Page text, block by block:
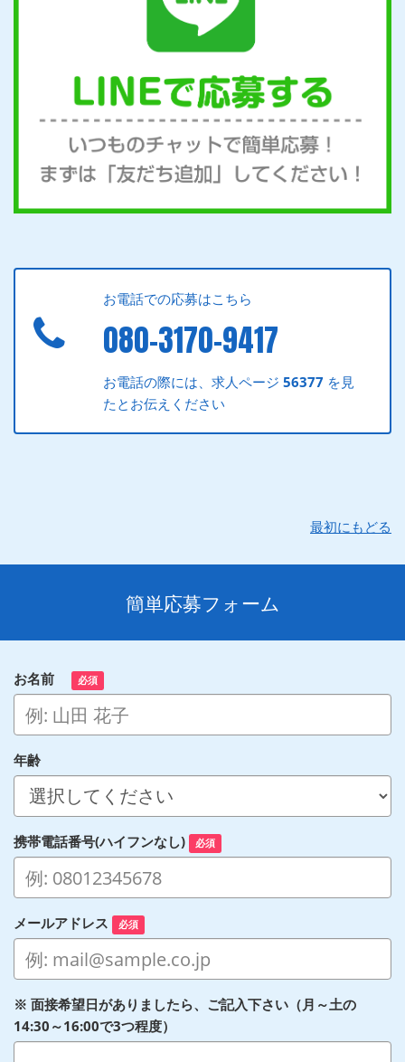
お電話での応募はこちら
080-3170-9417
お電話の際には、求人ページ56377 を見
たとお伝えください
最初にもどる
簡単応募フォーム
お名前 必須
年齢
携帯電話番号(ハイフンなし) 必須
メールアドレス 必須
※ 面接希望日がありましたら、ご記入下さい（月～土の
14:30～16:00で3つ程度）